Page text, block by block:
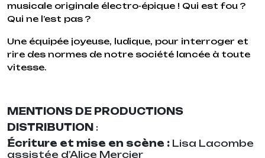
musicale originale électro-épique ! Qui est fou ?
Qui ne l’est pas ?
Une équipée joyeuse, ludique, pour interroger et
rire des normes de notre société lancée à toute
vitesse.
MENTIONS DE PRODUCTIONS
DISTRIBUTION :
Écriture et mise en scène : Lisa Lacombe
assistée d’Alice Mercier